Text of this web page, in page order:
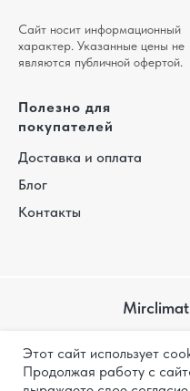
Этот сайт использует
Продолжая работу с
Сайт носит информационный
характер. Указанные цены не
являются публичной офертой.
Полезно для
покупателей
Доставка и оплата
Блог
Контакты
Политика